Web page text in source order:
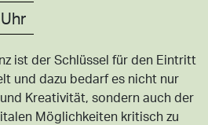
ist der Schlüssel für den Eintritt
und dazu bedarf es nicht nur
Kreativität, sondern auch der
Möglichkeiten kritisch zu